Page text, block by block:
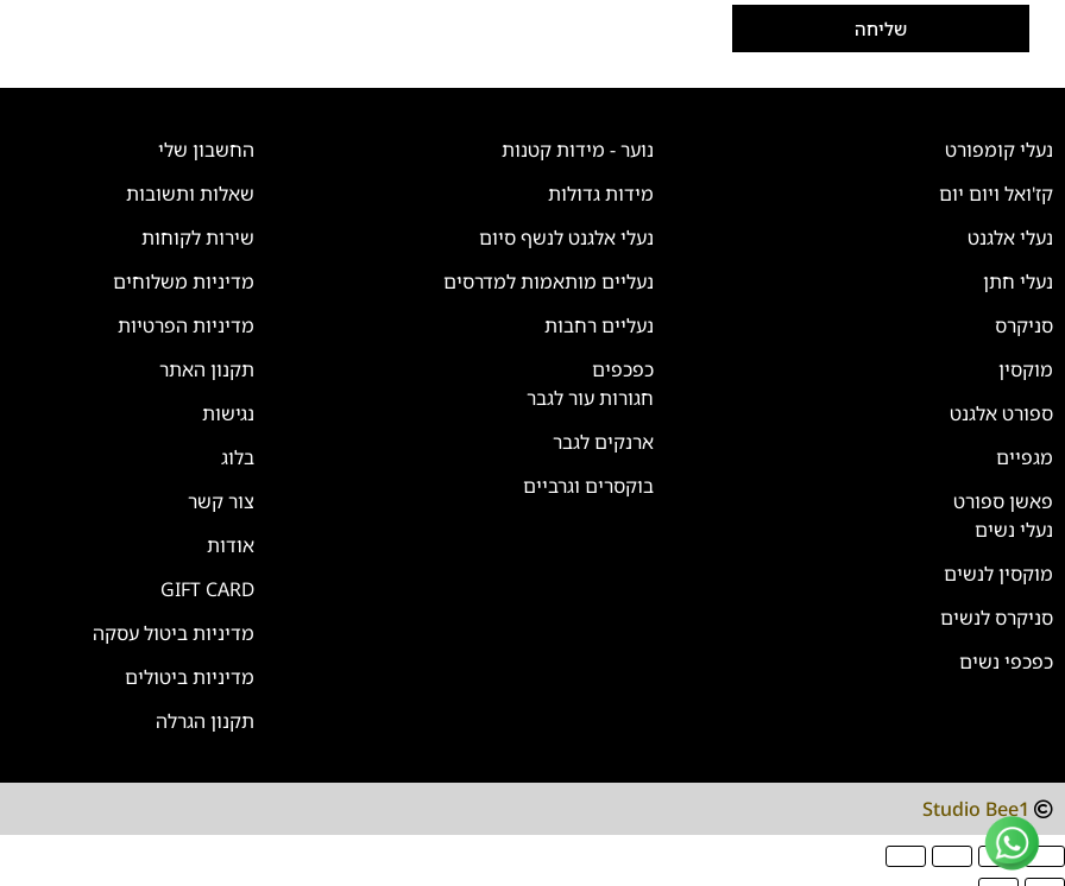
שליחה
נעלי קומפורט
קז'ואל ויום יום
נעלי אלגנט
נעלי חתן
סניקרס
מוקסין
ספורט אלגנט
מגפיים
פאשן ספורט
נעלי נשים
מוקסין לנשים
סניקרס לנשים
כפכפי נשים
נוער - מידות קטנות
מידות גדולות
נעלי אלגנט לנשף סיום
נעליים מותאמות למדרסים
נעליים רחבות
כפכפים
חגורות עור לגבר
ארנקים לגבר
בוקסרים וגרביים
החשבון שלי
שאלות ותשובות
שירות לקוחות
מדיניות משלוחים
מדיניות הפרטיות
תקנון האתר
נגישות
בלוג
צור קשר
אודות
GIFT CARD
מדיניות ביטול עסקה
מדיניות ביטולים
תקנון הגרלה
Studio Bee1
💬